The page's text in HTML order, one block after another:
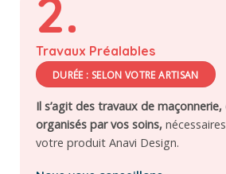
2.
Travaux Préalables
DURÉE : SELON VOTRE ARTISAN
Il s’agit des travaux de
organisés par vos soins,
votre produit Anavi Design.